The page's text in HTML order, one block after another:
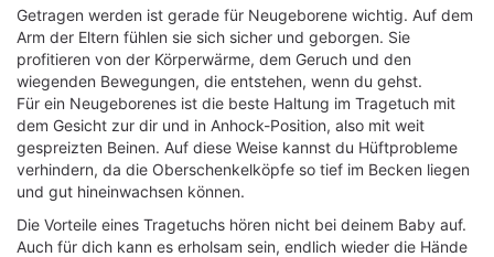
Getragen werden ist gerade für Neugeborene wichtig. Auf dem
Arm der Eltern fühlen sie sich sicher und geborgen. Sie
profitieren von der Körperwärme, dem Geruch und den
wiegenden Bewegungen, die entstehen, wenn du gehst.
Für ein Neugeborenes ist die beste Haltung im Tragetuch mit
dem Gesicht zur dir und in Anhock-Position, also mit weit
gespreizten Beinen. Auf diese Weise kannst du Hüftprobleme
verhindern, da die Oberschenkelköpfe so tief im Becken liegen
und gut hineinwachsen können.
Die Vorteile eines Tragetuchs hören nicht bei deinem Baby auf.
Auch für dich kann es erholsam sein, endlich wieder die Hände